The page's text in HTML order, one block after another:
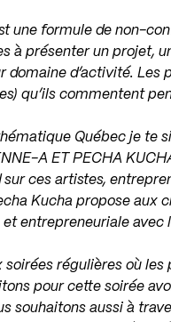
une formule de non-
à présenter un projet,
domaine d’activité.
qu’ils commentent
Québec je te
A ET PECHA
sur ces artistes,
Kucha propose aux
entrepreneuriale avec
régulières où
pour cette soirée
souhaitons aussi à